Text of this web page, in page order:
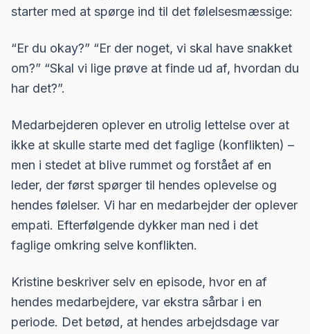
starter med at spørge ind til det følelsesmæssige:
“Er du okay?” “Er der noget, vi skal have snakket
om?” “Skal vi lige prøve at finde ud af, hvordan du
har det?”.
Medarbejderen oplever en utrolig lettelse over at
ikke at skulle starte med det faglige (konflikten) –
men i stedet at blive rummet og forstået af en
leder, der først spørger til hendes oplevelse og
hendes følelser. Vi har en medarbejder der oplever
empati. Efterfølgende dykker man ned i det
faglige omkring selve konflikten.
Kristine beskriver selv en episode, hvor en af
hendes medarbejdere, var ekstra sårbar i en
periode. Det betød, at hendes arbejdsdage var